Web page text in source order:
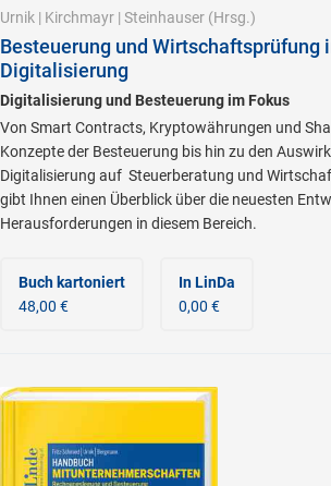
Urnik | Kirchmayr | Steinhauser (Hrsg.)
Besteuerung und Wirtschaftsprüfung
Digitalisierung
Digitalisierung und Besteuerung im Fokus
Von Smart Contracts, Kryptowährungen und
Konzepte der Besteuerung bis hin zu den
Digitalisierung auf Steuerberatung und
gibt Ihnen einen Überblick über die neuesten
Herausforderungen in diesem Bereich.
Buch kartoniert
48,00 €
In LinDa
0,00 €